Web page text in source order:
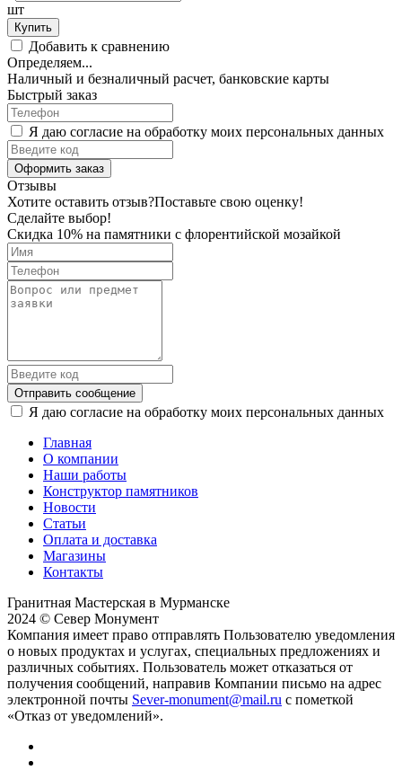
шт
Купить
Добавить к сравнению
Определяем...
Наличный и безналичный расчет, банковские карты
Быстрый заказ
Я даю согласие на обработку моих персональных данных
Оформить заказ
Отзывы
Хотите оставить отзыв?Поставьте свою оценку!
Сделайте выбор!
Скидка 10% на памятники с флорентийской мозайкой
Отправить сообщение
Я даю согласие на обработку моих персональных данных
Главная
О компании
Наши работы
Конструктор памятников
Новости
Статьи
Оплата и доставка
Магазины
Контакты
Гранитная Мастерская в Мурманске
2024 © Север Монумент
Компания имеет право отправлять Пользователю уведомления
о новых продуктах и услугах, специальных предложениях и
различных событиях. Пользователь может отказаться от
получения сообщений, направив Компании письмо на адрес
электронной почты Sever-monument@mail.ru с пометкой
«Отказ от уведомлений».